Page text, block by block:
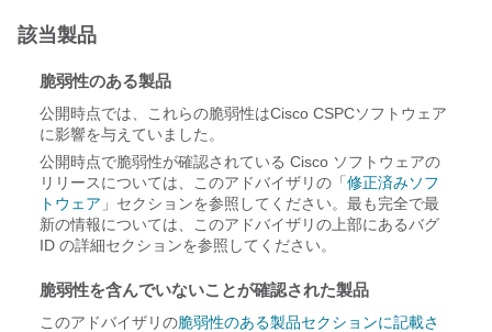
該当製品
脆弱性のある製品
公開時点では、これらの脆弱性はCisco CSPCソフトウェア
に影響を与えていました。
公開時点で脆弱性が確認されている Cisco ソフトウェアの
リリースについては、このアドバイザリの「 修正済みソフ
トウェア 」セクションを参照してください。最も完全で最
新の情報については、このアドバイザリの上部にあるバグ
ID の詳細セクションを参照してください。
脆弱性を含んでいないことが確認された製品
このアドバイザリの脆弱性のある製品セクションに記載さ